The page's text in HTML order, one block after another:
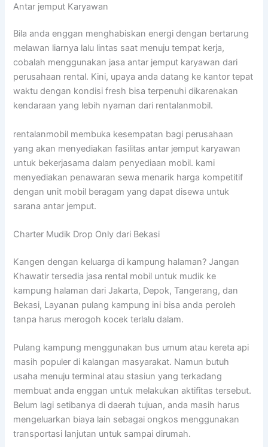
Antar jemput Karyawan
Bila anda enggan menghabiskan energi dengan bertarung
melawan liarnya lalu lintas saat menuju tempat kerja,
cobalah menggunakan jasa antar jemput karyawan dari
perusahaan rental. Kini, upaya anda datang ke kantor tepat
waktu dengan kondisi fresh bisa terpenuhi dikarenakan
kendaraan yang lebih nyaman dari rentalanmobil.
rentalanmobil membuka kesempatan bagi perusahaan
yang akan menyediakan fasilitas antar jemput karyawan
untuk bekerjasama dalam penyediaan mobil. kami
menyediakan penawaran sewa menarik harga kompetitif
dengan unit mobil beragam yang dapat disewa untuk
sarana antar jemput.
Charter Mudik Drop Only dari Bekasi
Kangen dengan keluarga di kampung halaman? Jangan
Khawatir tersedia jasa rental mobil untuk mudik ke
kampung halaman dari Jakarta, Depok, Tangerang, dan
Bekasi, Layanan pulang kampung ini bisa anda peroleh
tanpa harus merogoh kocek terlalu dalam.
Pulang kampung menggunakan bus umum atau kereta api
masih populer di kalangan masyarakat. Namun butuh
usaha menuju terminal atau stasiun yang terkadang
membuat anda enggan untuk melakukan aktifitas tersebut.
Belum lagi setibanya di daerah tujuan, anda masih harus
mengeluarkan biaya lain sebagai ongkos menggunakan
transportasi lanjutan untuk sampai dirumah.